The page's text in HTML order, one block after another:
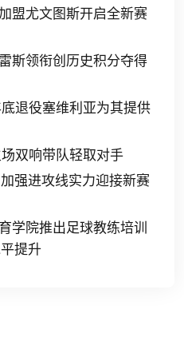
盟尤文图斯开启全新赛
斯领衔创历史积分夺得
退役塞维利亚为其提供
双响带队轻取对手
强进攻线实力迎接新赛
学院推出足球教练培训
提升